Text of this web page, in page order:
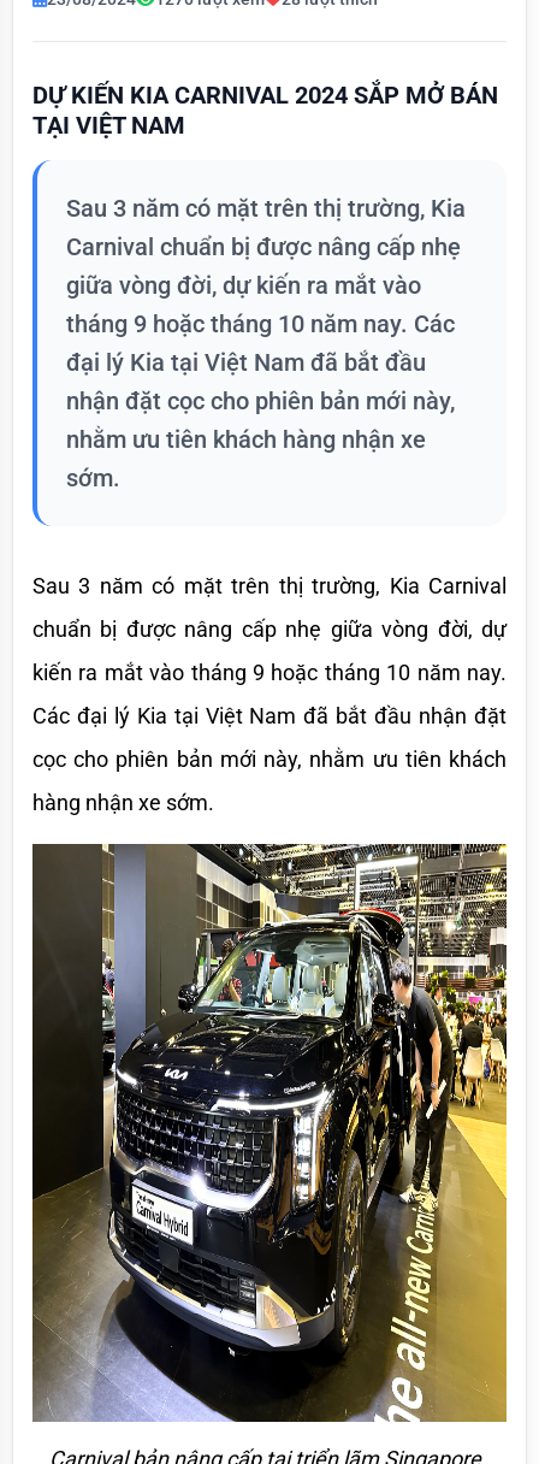
DỰ KIẾN KIA CARNIVAL 2024 SẮP MỞ BÁN
TẠI VIỆT NAM
Sau 3 năm có mặt trên thị trường, Kia
Carnival chuẩn bị được nâng cấp nhẹ
giữa vòng đời, dự kiến ra mắt vào
tháng 9 hoặc tháng 10 năm nay. Các
đại lý Kia tại Việt Nam đã bắt đầu
nhận đặt cọc cho phiên bản mới này,
nhằm ưu tiên khách hàng nhận xe
sớm.
Sau 3 năm có mặt trên thị trường, Kia Carnival
chuẩn bị được nâng cấp nhẹ giữa vòng đời, dự
kiến ra mắt vào tháng 9 hoặc tháng 10 năm nay.
Các đại lý Kia tại Việt Nam đã bắt đầu nhận đặt
cọc cho phiên bản mới này, nhằm ưu tiên khách
hàng nhận xe sớm.
Carnival bản nâng cấp tại triển lãm Singapore,